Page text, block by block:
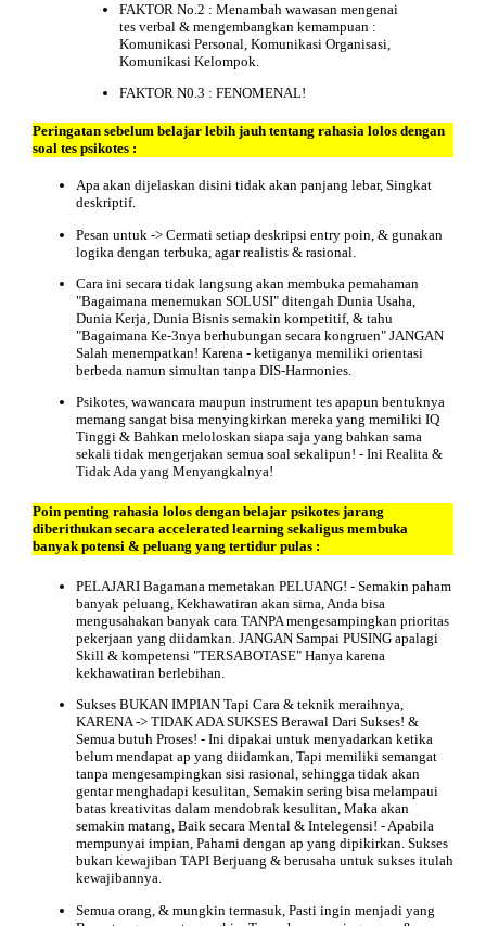
FAKTOR No.2 : Menambah wawasan mengenai
tes verbal & mengembangkan kemampuan :
Komunikasi Personal, Komunikasi Organisasi,
Komunikasi Kelompok.
FAKTOR N0.3 : FENOMENAL!
Peringatan sebelum belajar lebih jauh tentang rahasia lolos dengan
soal tes psikotes :
Apa akan dijelaskan disini tidak akan panjang lebar, Singkat
deskriptif.
Pesan untuk -> Cermati setiap deskripsi entry poin, & gunakan
logika dengan terbuka, agar realistis & rasional.
Cara ini secara tidak langsung akan membuka pemahaman
"Bagaimana menemukan SOLUSI" ditengah Dunia Usaha,
Dunia Kerja, Dunia Bisnis semakin kompetitif, & tahu
"Bagaimana Ke-3nya berhubungan secara kongruen" JANGAN
Salah menempatkan! Karena - ketiganya memiliki orientasi
berbeda namun simultan tanpa DIS-Harmonies.
Psikotes, wawancara maupun instrument tes apapun bentuknya
memang sangat bisa menyingkirkan mereka yang memiliki IQ
Tinggi & Bahkan meloloskan siapa saja yang bahkan sama
sekali tidak mengerjakan semua soal sekalipun! - Ini Realita &
Tidak Ada yang Menyangkalnya!
Poin penting rahasia lolos dengan belajar psikotes jarang
diberithukan secara accelerated learning sekaligus membuka
banyak potensi & peluang yang tertidur pulas :
PELAJARI Bagamana memetakan PELUANG! - Semakin paham
banyak peluang, Kekhawatiran akan sirna, Anda bisa
mengusahakan banyak cara TANPA mengesampingkan prioritas
pekerjaan yang diidamkan. JANGAN Sampai PUSING apalagi
Skill & kompetensi "TERSABOTASE" Hanya karena
kekhawatiran berlebihan.
Sukses BUKAN IMPIAN Tapi Cara & teknik meraihnya,
KARENA -> TIDAK ADA SUKSES Berawal Dari Sukses! &
Semua butuh Proses! - Ini dipakai untuk menyadarkan ketika
belum mendapat ap yang diidamkan, Tapi memiliki semangat
tanpa mengesampingkan sisi rasional, sehingga tidak akan
gentar menghadapi kesulitan, Semakin sering bisa melampaui
batas kreativitas dalam mendobrak kesulitan, Maka akan
semakin matang, Baik secara Mental & Intelegensi! - Apabila
mempunyai impian, Pahami dengan ap yang dipikirkan. Sukses
bukan kewajiban TAPI Berjuang & berusaha untuk sukses itulah
kewajibannya.
Semua orang, & mungkin termasuk, Pasti ingin menjadi yang